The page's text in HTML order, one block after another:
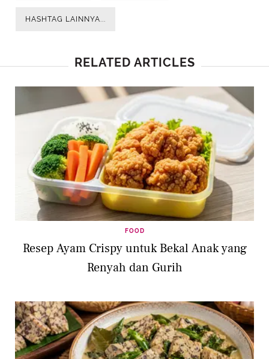
HASHTAG LAINNYA...
RELATED ARTICLES
FOOD
Resep Ayam Crispy untuk Bekal Anak yang
Renyah dan Gurih